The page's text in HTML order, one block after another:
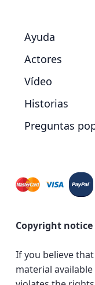
Ayuda
Actores
Vídeo
Historias
Preguntas
Copyright notice
If you believe
material